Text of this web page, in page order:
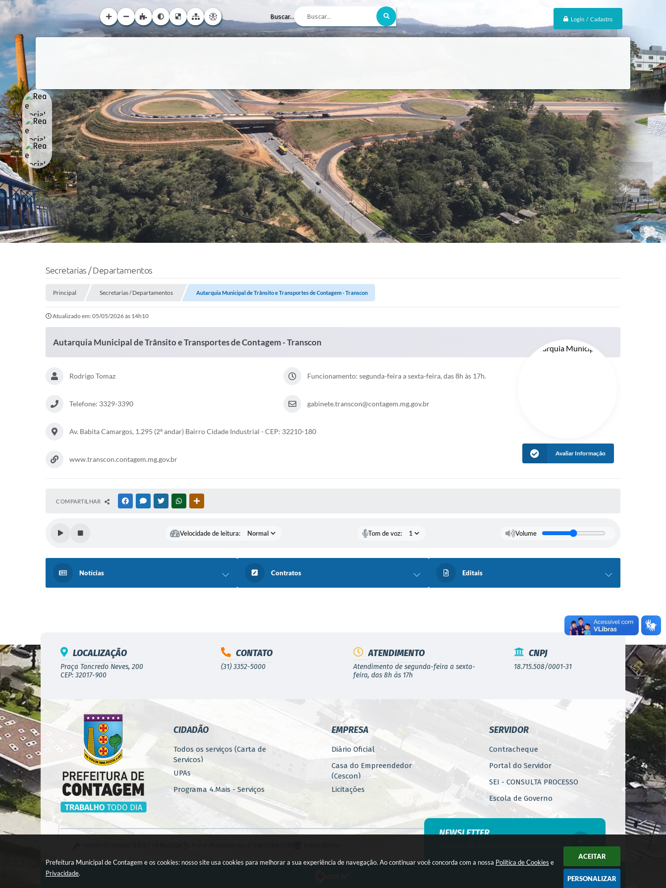
Prefeitura Municipal de Contagem e os cookies: nosso site usa cookies para melhorar a sua experiência de navegação. Ao continuar você concorda com a nossa Política de Cookies e
Privacidade.
ACEITAR
PERSONALIZAR
Login / Cadastro
Buscar...
Secretarias / Departamentos
Principal Secretarias / Departamentos Autarquia Municipal de Trânsito e Transportes de Contagem - Transcon
Atualizado em: 05/05/2026 às 14h10
Autarquia Municipal de Trânsito e Transportes de Contagem - Transcon
Rodrigo Tomaz Funcionamento: segunda-feira a sexta-feira, das 8h às 17h.
Telefone: 3329-3390 gabinete.transcon@contagem.mg.gov.br
Av. Babita Camargos, 1.295 (2º andar) Bairro Cidade Industrial - CEP: 32210-180
www.transcon.contagem.mg.gov.br
Avaliar Informação
COMPARTILHAR FACEBOOKMESSENGER
TWITTERWHATSAPP
Velocidade de leitura: Tom de voz: Volume
Notícias Contratos Editais
LOCALIZAÇÃO
Praça Tancredo Neves, 200
CEP: 32017-900
CONTATO
(31) 3352-5000
ATENDIMENTO
Atendimento de segunda-feira a sexta-
feira, das 8h às 17h
CNPJ
18.715.508/0001-31
CIDADÃO
Todos os serviços (Carta de
Serviços)
UPAs
Programa 4.Mais - Serviços
EMPRESA
Diário Oficial
Casa do Empreendedor
(Cescon)
Licitações
Programa 4.Mais - Serviços
Banco de Alimentos
SERVIDOR
Contracheque
Portal do Servidor
SEI - CONSULTA PROCESSO
Escola de Governo
Código de Ética do Servidor
Gerência de Segurança do
NEWSLETTER